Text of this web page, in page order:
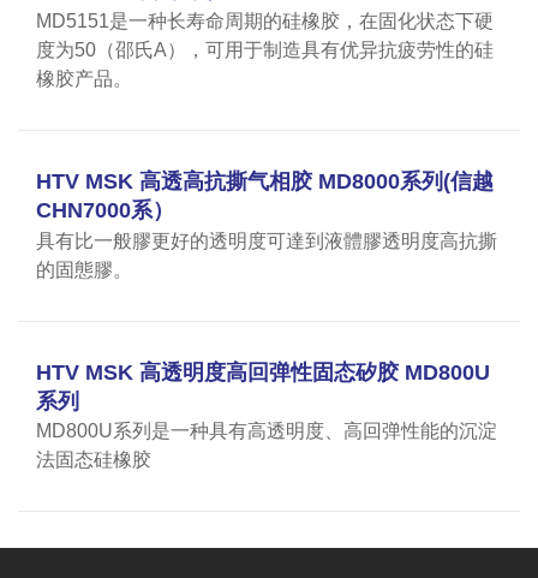
MD5151是一种长寿命周期的硅橡胶，在固化状态下硬
度为50（邵氏A），可用于制造具有优异抗疲劳性的硅
橡胶产品。
HTV MSK 高透高抗撕气相胶 MD8000系列(信越
CHN7000系）
具有比一般膠更好的透明度可達到液體膠透明度高抗撕
的固態膠。
HTV MSK 高透明度高回弹性固态矽胶 MD800U
系列
MD800U系列是一种具有高透明度、高回弹性能的沉淀
法固态硅橡胶